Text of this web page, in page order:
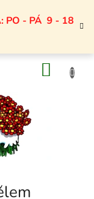
PO - PÁ 9 - 18